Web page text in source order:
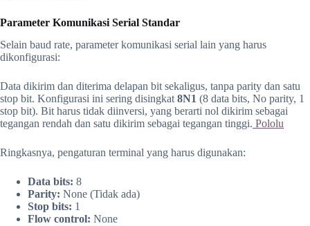
Parameter Komunikasi Serial Standar
Selain baud rate, parameter komunikasi serial lain yang harus
dikonfigurasi:
Data dikirim dan diterima delapan bit sekaligus, tanpa parity dan satu
stop bit. Konfigurasi ini sering disingkat8N1 (8 data bits, No parity, 1
stop bit). Bit harus tidak diinversi, yang berarti nol dikirim sebagai
tegangan rendah dan satu dikirim sebagai tegangan tinggi. Pololu
Ringkasnya, pengaturan terminal yang harus digunakan:
Data bits: 8
Parity: None (Tidak ada)
Stop bits: 1
Flow control: None